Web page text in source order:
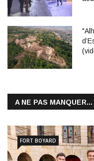
A NE PAS MANQUER...
FORT BOYARD